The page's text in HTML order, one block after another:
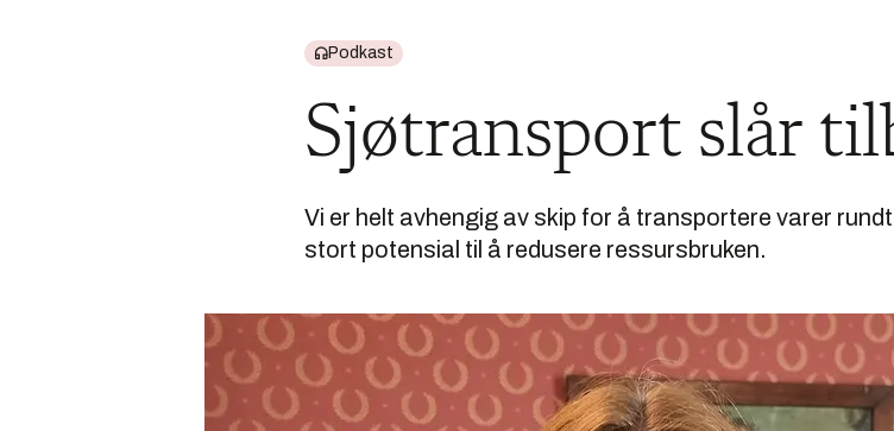
Podkast
Sjøtransport slår
Vi er helt avhengig av skip for å transportere varer
stort potensial til å redusere ressursbruken.